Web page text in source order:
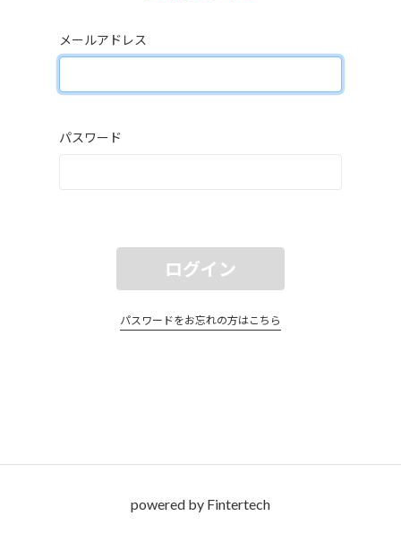
メールアドレス
パスワード
ログイン
パスワードをお忘れの方はこちら
powered by Fintertech